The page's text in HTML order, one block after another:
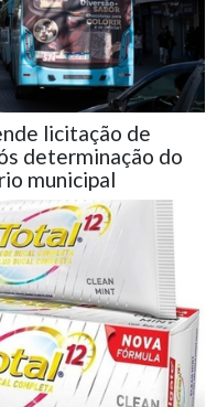
licitação de
determinação do
municipal